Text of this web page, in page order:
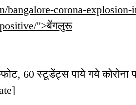
corona-explosion-
positive/">बेंगलुरू
60 स्टूडेंट्स पाये गये कोरोना